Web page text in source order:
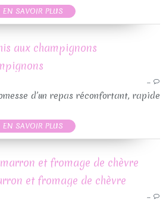
EN SAVOIR PLUS
aux champignons
…
d’un repas réconfortant, rapide
EN SAVOIR PLUS
et fromage de chèvre
…